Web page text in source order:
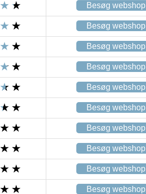
Besøg webshop
Besøg webshop
Besøg webshop
Besøg webshop
Besøg webshop
Besøg webshop
Besøg webshop
Besøg webshop
Besøg webshop
Besøg webshop